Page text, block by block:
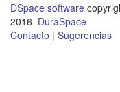
DSpace software
2016 DuraSpace
Contacto | Sugerencias